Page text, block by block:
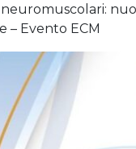
– Evento ECM